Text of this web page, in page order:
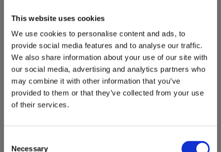
This website uses cookies
We use cookies to personalise content and ads, to
provide social media features and to analyse our traffic.
We also share information about your use of our site with
our social media, advertising and analytics partners who
may combine it with other information that you’ve
provided to them or that they’ve collected from your use
of their services.
Necessary
adaptată vârstei și nevoilor copilului.
Pot solicita o consultație
pentru nou-născut?
Da. Vizitele pediatrice la domiciliu pot fi
deosebit de utile în primele săptămâni după
naștere.